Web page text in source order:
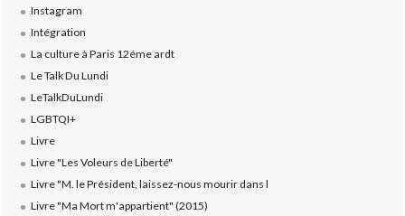
Instagram
Intégration
La culture à Paris 12éme ardt
Le Talk Du Lundi
LeTalkDuLundi
LGBTQI+
Livre
Livre "Les Voleurs de Liberté"
Livre "M. le Président, laissez-nous mourir dans l
Livre "Ma Mort m'appartient" (2015)